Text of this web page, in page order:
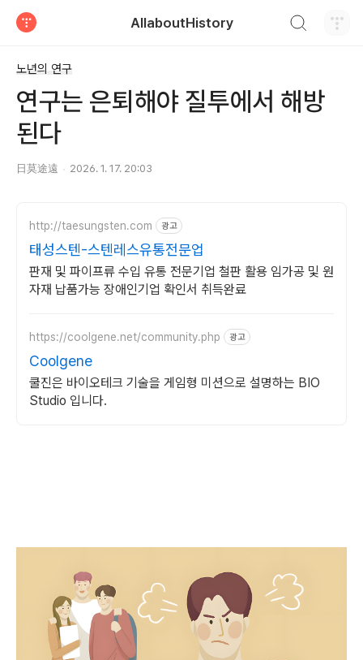
AllaboutHistory
노년의 연구
연구는 은퇴해야 질투에서 해방
된다
日莫途遠 2026. 1. 17. 20:03
http://taesungsten.com 광고
태성스텐-스텐레스유통전문업
판재 및 파이프류 수입 유통 전문기업 철판 활용 임가공 및 원
자재 납품가능 장애인기업 확인서 취득완료
https://coolgene.net/community.php 광고
Coolgene
쿨진은 바이오테크 기술을 게임형 미션으로 설명하는 BIO
Studio 입니다.